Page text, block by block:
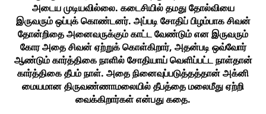
அடைய முடியவில்லை. கடைசியில் தமது தோல்வியை
இருவரும் ஒப்புக் கொண்டனர். அப்படி சோதிப் பிழம்பாக சிவன்
தோன்றிதை அனைவருக்கும் காட்ட வேண்டும் என இருவரும்
கோர அதை சிவன் ஏற்றுக் கொள்கிறார், அதன்படி ஒவ்வோர்
ஆண்டும் கார்த்திகை நாளில் சோதியாய் வெளிப்பட்ட நாள்தான்
கார்த்திகை தீபம் நாள். அதை நினைவுப்படுத்தத்தான் அக்னி
மையமான திருவண்ணாமலையில் தீபத்தை மலைமீது ஏற்றி
வைக்கிறார்கள் என்பது கதை.